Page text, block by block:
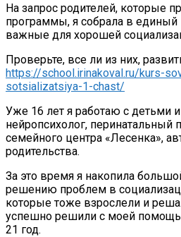
На запрос родителей, которые
программы, я собрала в
важные для хорошей
Проверьте, все ли из них,
https://school.irinakoval.ru/kurs-
sotsializatsiya-1-chast/
Уже 16 лет я работаю с детьми
нейропсихолог, перинатальный
семейного центра «Лесенка»,
родительства.
За это время я накопила
решению проблем в
которые тоже взрослели и
успешно решили с моей
21 год.